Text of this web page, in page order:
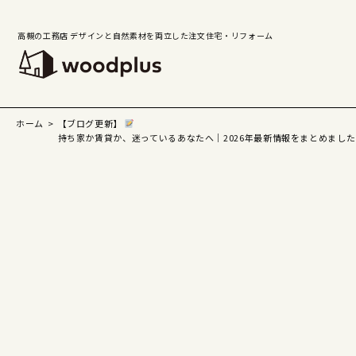
高槻の工務店 デザインと自然素材を両立した注文住宅・リフォーム
ホーム
【ブログ更新】
持ち家か賃貸か、迷っているあなたへ｜2026年最新情報をまとめました